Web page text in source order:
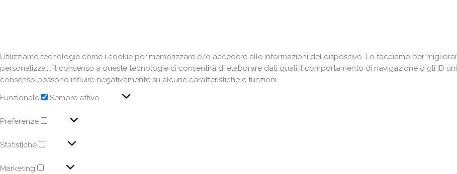
Utilizziamo tecnologie come i cookie per memorizzare e/o accedere alle informazioni del dispositivo. Lo facciamo per
personalizzati. Il consenso a queste tecnologie ci consentirà di elaborare dati quali il comportamento di navigazione o gli ID
consenso possono influire negativamente su alcune caratteristiche e funzioni.
Funzionale
Sempre attivo
Preferenze
Statistiche
Marketing